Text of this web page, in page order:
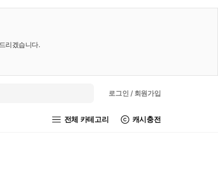
리겠습니다.
로그인 / 회원가입
전체 카테고리 캐시충전